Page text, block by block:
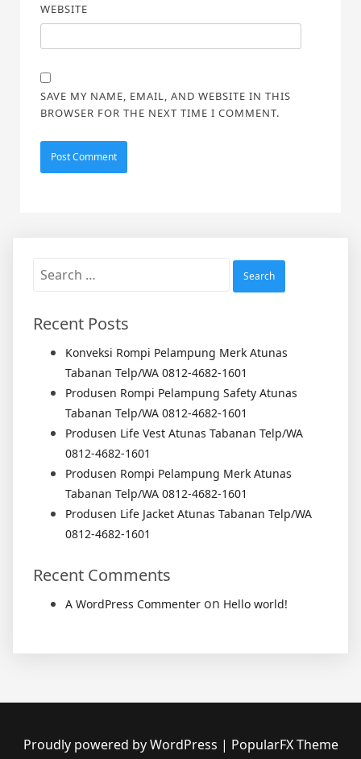
WEBSITE
SAVE MY NAME, EMAIL, AND WEBSITE IN THIS
BROWSER FOR THE NEXT TIME I COMMENT.
Search
Recent Posts
Konveksi Rompi Pelampung Merk Atunas
Tabanan Telp/WA 0812-4682-1601
Produsen Rompi Pelampung Safety Atunas
Tabanan Telp/WA 0812-4682-1601
Produsen Life Vest Atunas Tabanan Telp/WA
0812-4682-1601
Produsen Rompi Pelampung Merk Atunas
Tabanan Telp/WA 0812-4682-1601
Produsen Life Jacket Atunas Tabanan Telp/WA
0812-4682-1601
Recent Comments
A WordPress Commenter on Hello world!
Proudly powered by WordPress | PopularFX Theme